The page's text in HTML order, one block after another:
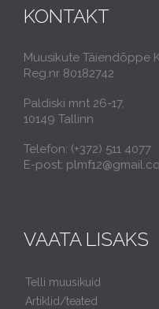
KONTAKT
Muusikute Täiendõppe
Reg.nr 80182742
Paldiski mnt 26-17,
10149 Tallinn
Telefon: (+372) 511 4077
E-post:
VAATA LISAKS
Telli muusikuid
Artiklid/teated